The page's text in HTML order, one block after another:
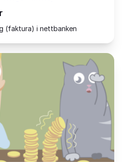
(faktura) i nettbanken